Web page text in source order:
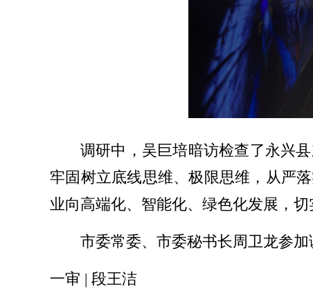
调研中，吴巨培暗访检查了永兴
牢固树立底线思维、极限思维，从严
业向高端化、智能化、绿色化发展，切
市委常委、市委秘书长周卫龙参加
一审 | 段王洁